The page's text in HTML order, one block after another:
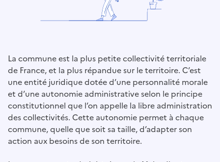
La commune est la plus petite collectivité territoriale
de France, et la plus répandue sur le territoire. C’est
une entité juridique dotée d’une personnalité morale
et d’une autonomie administrative selon le principe
constitutionnel que l’on appelle la libre administration
des collectivités. Cette autonomie permet à chaque
commune, quelle que soit sa taille, d’adapter son
action aux besoins de son territoire.